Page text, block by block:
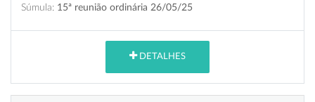
Súmula: 15ª reunião ordinária 26/05/25
DETALHES